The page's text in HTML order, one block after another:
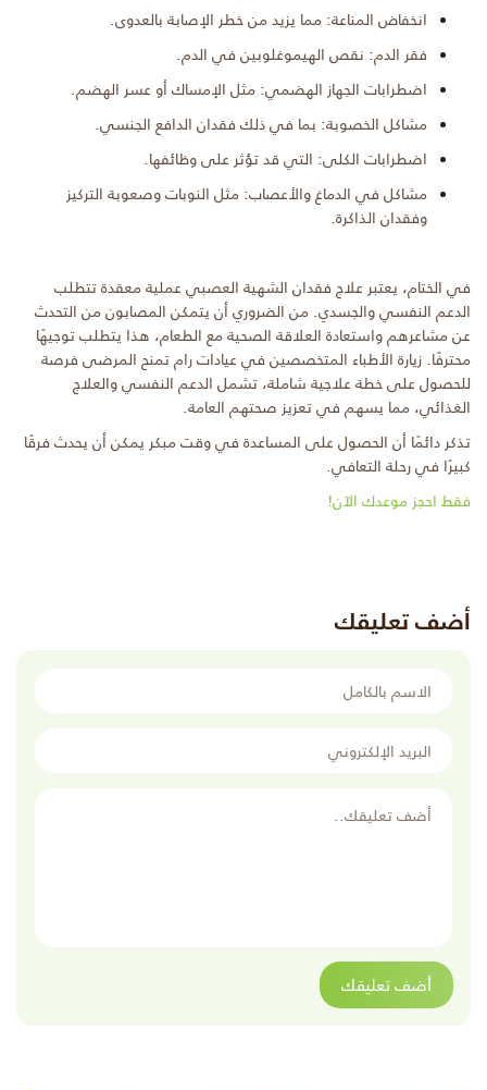
انخفاض المناعة: مما يزيد من خطر الإصابة بالعدوى.
فقر الدم: نقص الهيموغلوبين في الدم.
اضطرابات الجهاز الهضمي: مثل الإمساك أو عسر الهضم.
مشاكل الخصوبة: بما في ذلك فقدان الدافع الجنسي.
اضطرابات الكلى: التي قد تؤثر على وظائفها.
مشاكل في الدماغ والأعصاب: مثل النوبات وصعوبة التركيز
وفقدان الذاكرة.
في الختام، يعتبر علاج فقدان الشهية العصبي عملية معقدة تتطلب
الدعم النفسي والجسدي. من الضروري أن يتمكن المصابون من التحدث
عن مشاعرهم واستعادة العلاقة الصحية مع الطعام، هذا يتطلب توجيهًا
محترفًا. زيارة الأطباء المتخصصين في عيادات رام تمنح المرضى فرصة
للحصول على خطة علاجية شاملة، تشمل الدعم النفسي والعلاج
الغذائي، مما يسهم في تعزيز صحتهم العامة.
تذكر دائمًا أن الحصول على المساعدة في وقت مبكر يمكن أن يحدث فرقًا
كبيرًا في رحلة التعافي.
فقط احجز موعدك الآن!
أضف تعليقك
أضف تعليقك